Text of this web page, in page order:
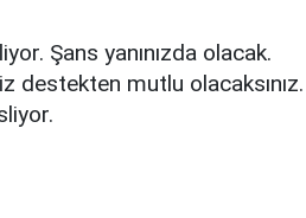
Şans yanınızda olacak.
destekten mutlu olacaksınız.